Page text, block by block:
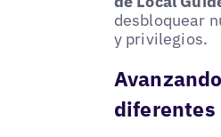
desbloquear
y privilegios.
diferentes